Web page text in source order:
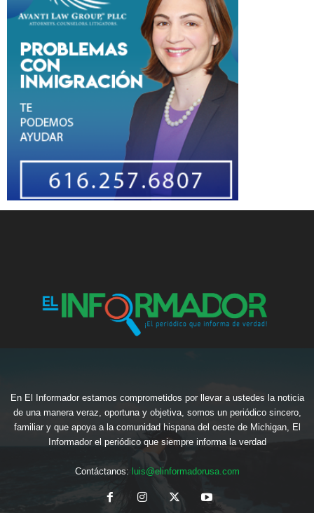
En El Informador estamos comprometidos por llevar a ustedes la noticia
de una manera veraz, oportuna y objetiva, somos un periódico sincero,
familiar y que apoya a la comunidad hispana del oeste de Michigan, El
Informador el periódico que siempre informa la verdad
Contáctanos: luis@elinformadorusa.com